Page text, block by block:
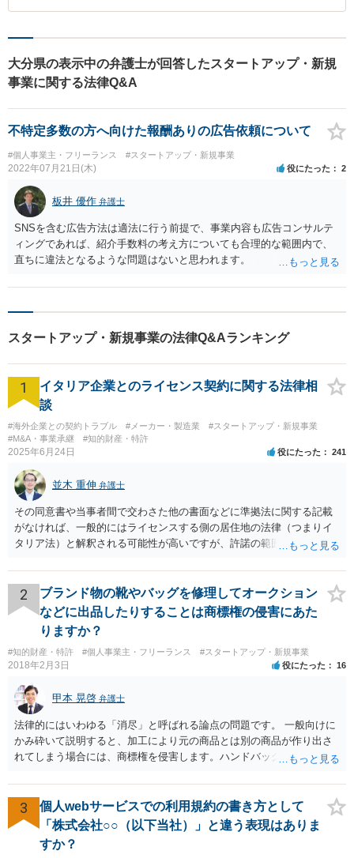
大分県の表示中の弁護士が回答したスタートアップ・新規
事業に関する法律Q&A
不特定多数の方へ向けた報酬ありの広告依頼について
#個人事業主・フリーランス #スタートアップ・新規事業
2022年07月21日(木) 役にたった 2
板井 優作 弁護士
SNSを含む広告方法は適法に行う前提で、事業内容も広告コンサルテ
ィングであれば、紹介手数料の考え方についても合理的な範囲内で、
直ちに違法となるような問題はないと思われます。
スタートアップ・新規事業の法律Q&Aランキング
1
イタリア企業とのライセンス契約に関する法律相
談
#海外企業との契約トラブル #メーカー・製造業
#スタートアップ・新規事業
#M&A・事業承継
#知的財産・特許
2025年6月24日 役にたった 241
並木 重伸 弁護士
その同意書や当事者間で交わさた他の書面などに準拠法に関する記載
がなければ、一般的にはライセンスする側の居住地の法律（つまりイ
タリア法）と解釈される可能性が高いですが、許諾の範囲が日本国内
あります。 なお、仮に日本法になるとしても、新しい会社との間で契
約が有効かどうかは、ライセンスされた権利の種類（著作権、商標
権、特許権など）や契約の時期などを見て判断する必要があります。
いずれにせよ具体的事情が分からないと確定的な回答は難しいと思わ
れますので、弁護士に直接相談されることをお勧めします。
2
ブランド物の靴やバッグを修理してオークション
などに出品したりすることは商標権の侵害にあた
りますか？
#知的財産・特許 #個人事業主・フリーランス #スタートアップ・新規事業
2018年2月3日 役にたった 16
甲本 晃啓 弁護士
法律的にはいわゆる「消尽」と呼ばれる論点の問題です。 一般向けに
かみ砕いて説明すると、加工により元の商品とは別の商品が作り出さ
れてしまう場合には、商標権を侵害します。ハンドバッグをポーチに
ための加工（一般にいう修理）は、商標権を侵害しません。 商標権者
は、その商品を売ったときに対価を回収しているので、商標権は用い
尽くされている（用尽、消尽といいます。）と解釈されます。他方
で、商標権者の預かり知らないところで、販売した商品から別の商品
（コピー品やリメイク品）が作りだされてしまうと、その商品が仮に
3
個人webサービスでの利用規約の書き方として
「株式会社○○（以下当社）」と違う表現はありま
すか？